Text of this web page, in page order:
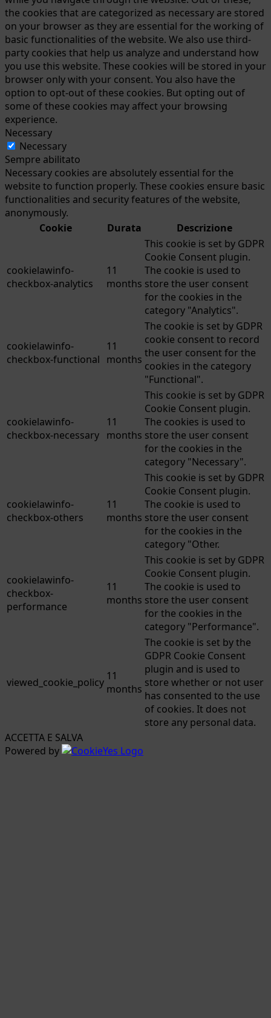
the cookies that are categorized as necessary are stored
on your browser as they are essential for the working of
basic functionalities of the website. We also use third-
party cookies that help us analyze and understand how
you use this website. These cookies will be stored in your
browser only with your consent. You also have the
option to opt-out of these cookies. But opting out of
some of these cookies may affect your browsing
experience.
Necessary
Necessary
Sempre abilitato
Necessary cookies are absolutely essential for the
website to function properly. These cookies ensure basic
functionalities and security features of the website,
anonymously.
Cookie
Durata Descrizione
cookielawinfo-
checkbox-analytics
11
months
This cookie is set by GDPR
Cookie Consent plugin.
The cookie is used to
store the user consent
for the cookies in the
category "Analytics".
cookielawinfo-
checkbox-functional
11
months
The cookie is set by GDPR
cookie consent to record
the user consent for the
cookies in the category
"Functional".
cookielawinfo-
checkbox-necessary
11
months
This cookie is set by GDPR
Cookie Consent plugin.
The cookies is used to
store the user consent
for the cookies in the
category "Necessary".
cookielawinfo-
checkbox-others
11
months
This cookie is set by GDPR
Cookie Consent plugin.
The cookie is used to
store the user consent
for the cookies in the
category "Other.
cookielawinfo-
checkbox-
performance
11
months
This cookie is set by GDPR
Cookie Consent plugin.
The cookie is used to
store the user consent
for the cookies in the
category "Performance".
viewed_cookie_policy 11
months
The cookie is set by the
GDPR Cookie Consent
plugin and is used to
store whether or not user
has consented to the use
of cookies. It does not
store any personal data.
ACCETTA E SALVA
Powered by